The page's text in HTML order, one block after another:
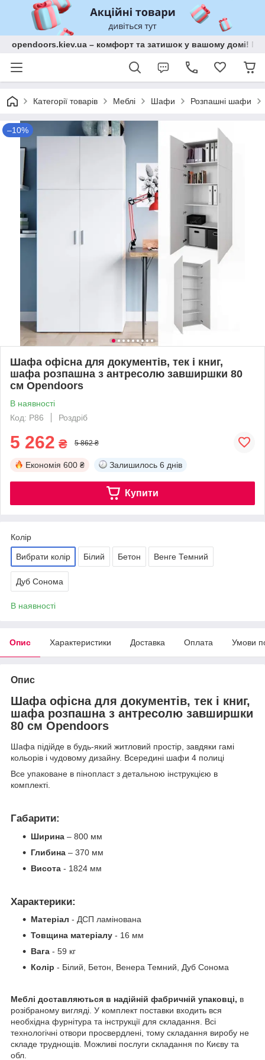
opendoors.kiev.ua – комфорт та затишок у вашому домі!
Категорії товарів Меблі Шафи Розпашні шафи
–10%
Шафа офісна для документів, тек і книг,
шафа розпашна з антресолю завширшки 80
см Opendoors
В наявності
Код: Р86
Роздріб
5 262 ₴ 5 862 ₴
Економія 600 ₴ Залишилось 6 днів
Купити
Колір
Вибрати колір Білий Бетон Венге Темний
Дуб Сонома
В наявності
Опис Характеристики Доставка Оплата Умови
Опис
Шафа офісна для документів, тек і книг,
шафа розпашна з антресолю завширшки
80 см Opendoors
Шафа підійде в будь-який житловий простір, завдяки гамі
кольорів і чудовому дизайну. Всередині шафи 4 полиці
Все упаковане в пінопласт з детальною інструкцією в
комплекті.
Габарити:
Ширина – 800 мм
Глибина – 370 мм
Висота - 1824 мм
Характерики:
Матеріал - ДСП ламінована
Товщина матеріалу - 16 мм
Вага - 59 кг
Колір - Білий, Бетон, Венера Темний, Дуб Сонома
Меблі доставляються в надійній фабричній упаковці, в
розібраному вигляді. У комплект поставки входить вся
необхідна фурнітура та інструкції для складання. Всі
технологічні отвори просвердлені, тому складання виробу не
складе труднощів. Можливi послуги складання по Києву та
обл.